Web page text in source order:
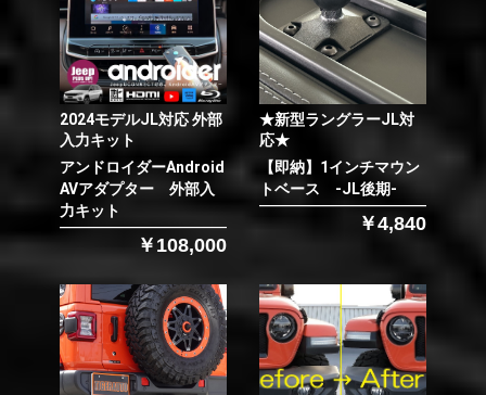
2024モデルJL対応 外部
入力キット
アンドロイダーAndroid
AVアダプター 外部入
力キット
￥108,000
★新型ラングラーJL対
応★
【即納】1インチマウン
トベース -JL後期-
￥4,840